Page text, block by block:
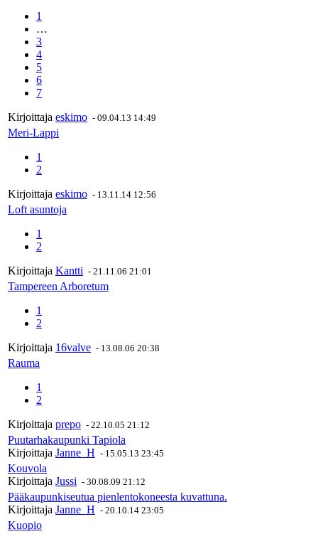
1
…
3
4
5
6
7
Kirjoittaja eskimo - 09.04.13 14:49
Meri-Lappi
1
2
Kirjoittaja eskimo - 13.11.14 12:56
Loft asuntoja
1
2
Kirjoittaja Kantti - 21.11.06 21:01
Tampereen Arboretum
1
2
Kirjoittaja 16valve - 13.08.06 20:38
Rauma
1
2
Kirjoittaja prepo - 22.10.05 21:12
Puutarhakaupunki Tapiola
Kirjoittaja Janne_H - 15.05.13 23:45
Kouvola
Kirjoittaja Jussi - 30.08.09 21:12
Pääkaupunkiseutua pienlentokoneesta kuvattuna.
Kirjoittaja Janne_H - 20.10.14 23:05
Kuopio